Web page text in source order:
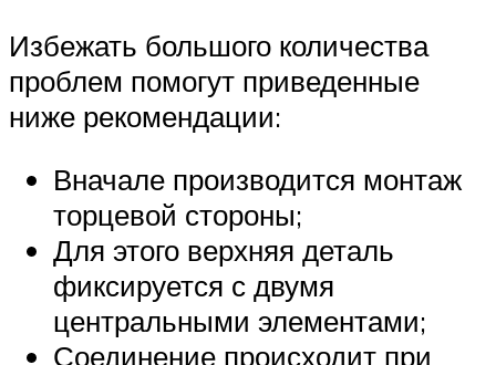
Избежать большого количества
проблем помогут приведенные
ниже рекомендации:
Вначале производится монтаж
торцевой стороны;
Для этого верхняя деталь
фиксируется с двумя
центральными элементами;
Соединение происходит при